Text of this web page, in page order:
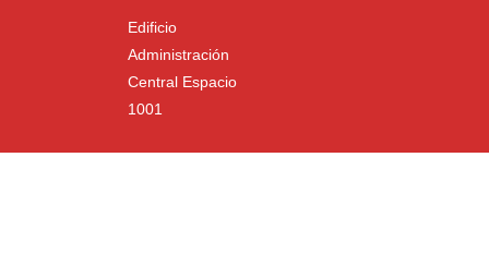
Edificio
Administración
Central Espacio
1001